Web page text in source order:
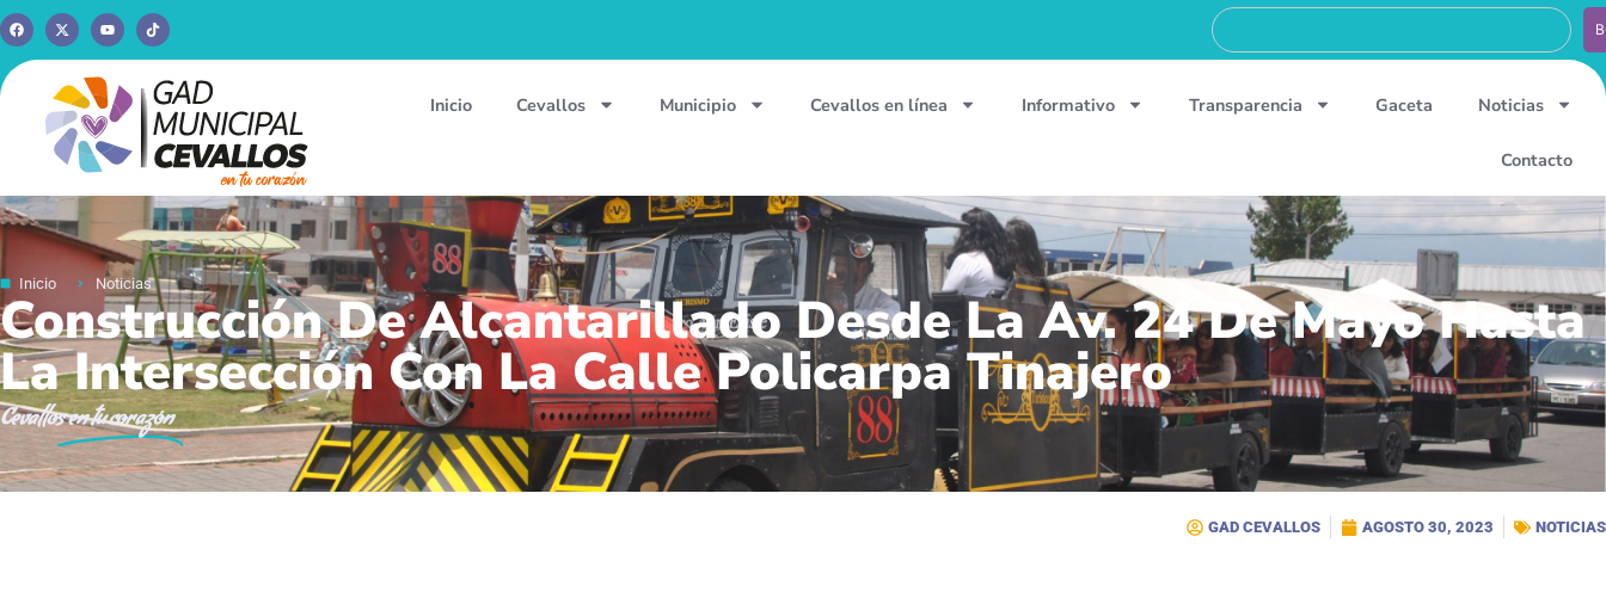
Inicio Cevallos Municipio Cevallos en línea Informativo Transparencia Gaceta Noticias
Contacto
Inicio Noticias
Construcción De Alcantarillado Desde La Av. 24 De Mayo Hasta
La Intersección Con La Calle Policarpa Tinajero
Cevallosen tu corazón
GAD CEVALLOS AGOSTO 30, 2023 NOTICIAS